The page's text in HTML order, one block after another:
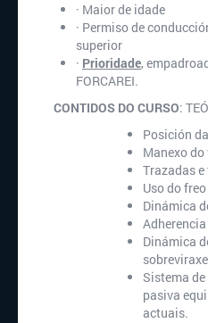
· Maior de idade
· Permiso de
superior
· Prioridade,
FORCAREI.
CONTIDOS DO CURSO:
Posición
Manexo
Trazadas
Uso do
Dinámica
Dinámica
sobreviraxe
Sistema
pasiva
actuais.